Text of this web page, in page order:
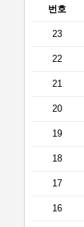
번호
23
22
21
20
19
18
17
16